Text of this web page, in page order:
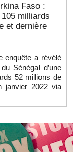
Faso :
milliards
et dernière
enquête a révélé
Sénégal d’une
52 millions de
janvier 2022 via